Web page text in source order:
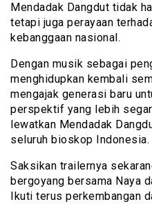
Mendadak Dangdut tidak
tetapi juga perayaan
kebanggaan nasional.
Dengan musik sebagai
menghidupkan kembali
mengajak generasi baru
perspektif yang lebih
lewatkan Mendadak
seluruh bioskop Indonesia.
Saksikan trailernya
bergoyang bersama Naya
Ikuti terus perkembangan